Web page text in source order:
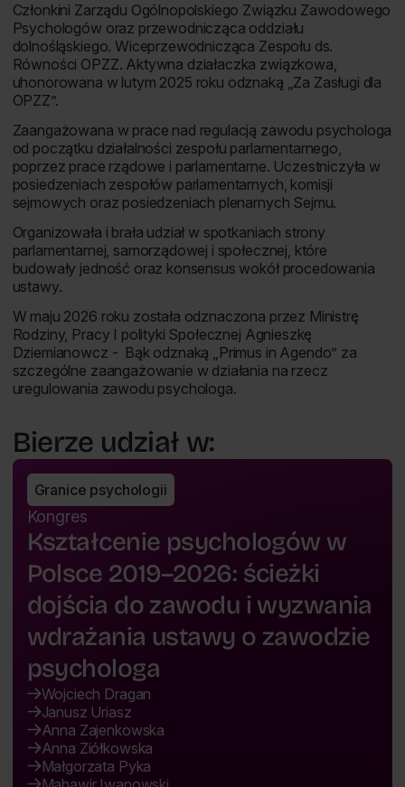
Członkini Zarządu Ogólnopolskiego Związku Zawodowego
Psychologów oraz przewodnicząca oddziału
dolnośląskiego. Wiceprzewodnicząca Zespołu ds.
Równości OPZZ. Aktywna działaczka związkowa,
uhonorowana w lutym 2025 roku odznaką „Za Zasługi dla
OPZZ”.
Zaangażowana w prace nad regulacją zawodu psychologa
od początku działalności zespołu parlamentarnego,
poprzez prace rządowe i parlamentarne. Uczestniczyła w
posiedzeniach zespołów parlamentarnych, komisji
sejmowych oraz posiedzeniach plenarnych Sejmu.
Organizowała i brała udział w spotkaniach strony
parlamentarnej, samorządowej i społecznej, które
budowały jedność oraz konsensus wokół procedowania
ustawy.
W maju 2026 roku została odznaczona przez Ministrę
Rodziny, Pracy I polityki Społecznej Agnieszkę
Dziemianowcz - Bąk odznaką „Primus in Agendo” za
szczególne zaangażowanie w działania na rzecz
uregulowania zawodu psychologa.
Bierze udział w:
Granice psychologii
Kongres
Kształcenie psychologów w
Polsce 2019–2026: ścieżki
dojścia do zawodu i wyzwania
wdrażania ustawy o zawodzie
psychologa
Wojciech Dragan
Janusz Uriasz
Anna Zajenkowska
Anna Ziółkowska
Małgorzata Pyka